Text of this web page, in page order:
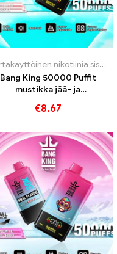
,Kertakäyttöiset
Kertakäyttöinen nikotiinia sisältävä sähkötupakka
Bang King 50000 Puffit
mustikka jää- ja
Junat
€8.67